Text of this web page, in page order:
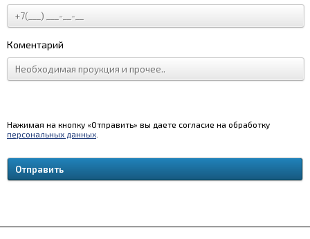
Коментарий
Нажимая на кнопку «Отправить» вы даете согласие на обработку
персональных данных